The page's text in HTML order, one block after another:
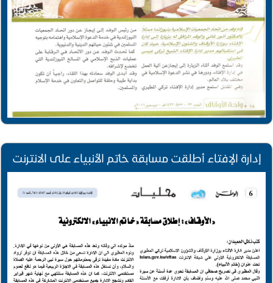
إدارة الإفتاء أطلقت مسابقة خاتم الأنبياء على الانترنت